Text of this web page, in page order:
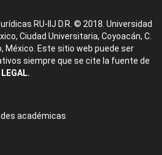
RU-IIJ D.R. © 2018. Universidad
Ciudad Universitaria, Coyoacán, C.
México. Este sitio web puede ser
siempre que se cite la fuente de
académicas